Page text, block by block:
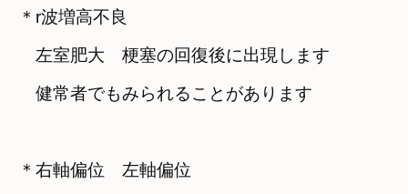
＊ r波増高不良
左室肥大　梗塞の回復後に出現します
健常者でもみられることがあります
＊ 右軸偏位　左軸偏位